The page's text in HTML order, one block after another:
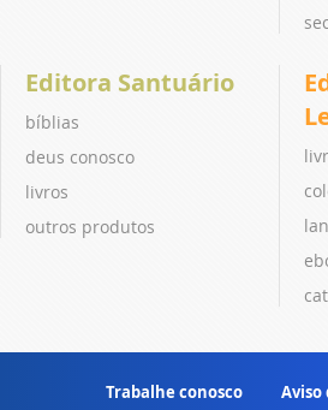
Editora Santuário
bíblias
deus conosco
livros
outros produtos
Trabalhe conosco Aviso